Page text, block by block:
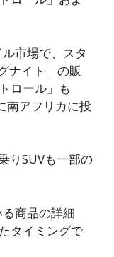
市場で、スタ
ナイト」の販
ロール」も
南アフリカに投
りSUVも一部の
商品の詳細
タイミングで